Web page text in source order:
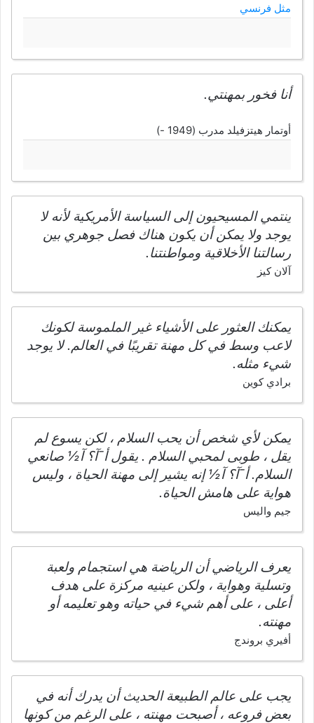
مثل فرنسي
أنا فخور بمهنتي.
أوتمار هيتزفيلد مدرب (1949 -)
ينتمي المسيحيون إلى السياسة الأمريكية لأنه لا
يوجد ولا يمكن أن يكون هناك فصل جوهري بين
رسالتنا الأخلاقية ومواطنتنا.
آلان كيز
يمكنك العثور على الأشياء غير الملموسة لكونك
لاعب وسط في كل مهنة تقريبًا في العالم. لا يوجد
شيء مثله.
برادي كوين
يمكن لأي شخص أن يحب السلام ، لكن يسوع لم
يقل ، طوبى لمحبي السلام . يقول أ¯آ؟ آ½ صانعي
السلام. أ¯آ؟ آ½ إنه يشير إلى مهنة الحياة ، وليس
هواية على هامش الحياة.
جيم واليس
يعرف الرياضي أن الرياضة هي استجمام ولعبة
وتسلية وهواية ، ولكن عينيه مركزة على هدف
أعلى ، على أهم شيء في حياته وهو تعليمه أو
مهنته.
أفيري بروندج
يجب على عالم الطبيعة الحديث أن يدرك أنه في
بعض فروعه ، أصبحت مهنته ، على الرغم من كونها